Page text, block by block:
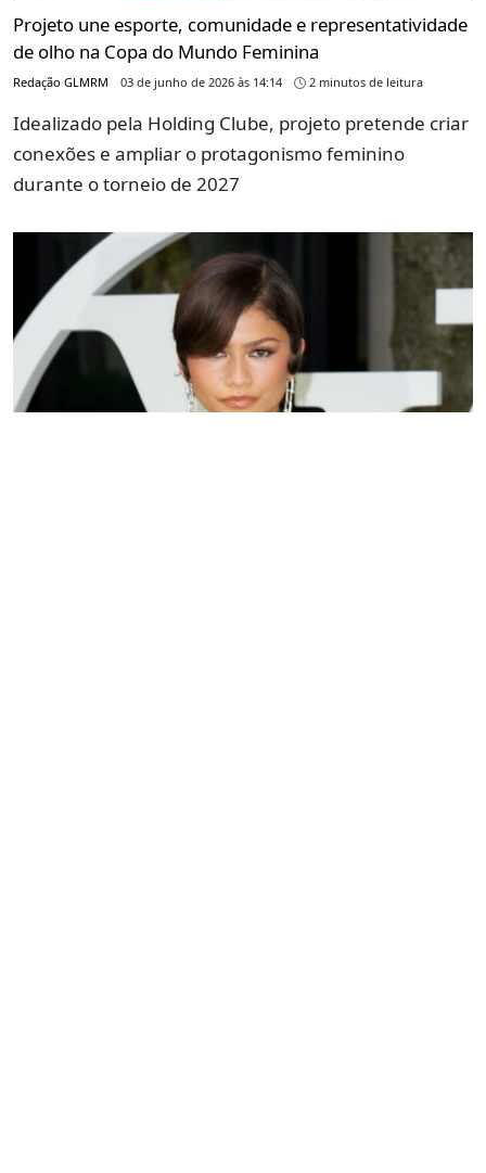
Projeto une esporte, comunidade e representatividade
de olho na Copa do Mundo Feminina
Redação GLMRM 03 de junho de 2026 às 14:14 2 minutos de leitura
Idealizado pela Holding Clube, projeto pretende criar
conexões e ampliar o protagonismo feminino
durante o torneio de 2027